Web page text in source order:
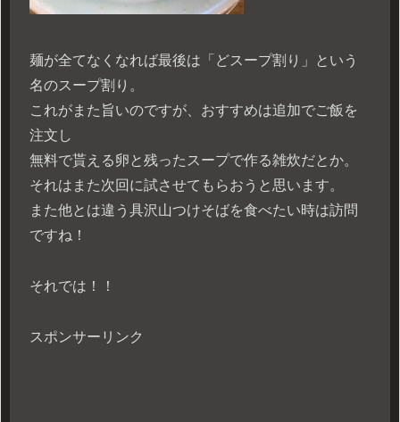
麺が全てなくなれば最後は「どスープ割り」という
名のスープ割り。
これがまた旨いのですが、おすすめは追加でご飯を
注文し
無料で貰える卵と残ったスープで作る雑炊だとか。
それはまた次回に試させてもらおうと思います。
また他とは違う具沢山つけそばを食べたい時は訪問
ですね！
それでは！！
スポンサーリンク